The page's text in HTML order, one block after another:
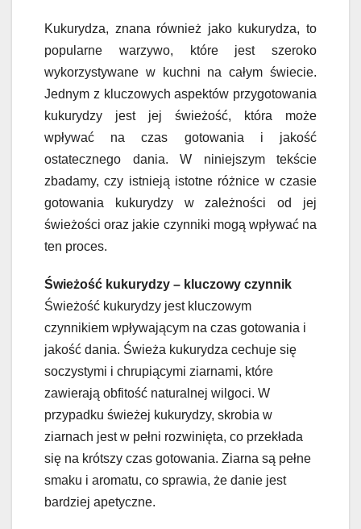
Kukurydza, znana również jako kukurydza, to
popularne warzywo, które jest szeroko
wykorzystywane w kuchni na całym świecie.
Jednym z kluczowych aspektów przygotowania
kukurydzy jest jej świeżość, która może
wpływać na czas gotowania i jakość
ostatecznego dania. W niniejszym tekście
zbadamy, czy istnieją istotne różnice w czasie
gotowania kukurydzy w zależności od jej
świeżości oraz jakie czynniki mogą wpływać na
ten proces.
Świeżość kukurydzy – kluczowy czynnik
Świeżość kukurydzy jest kluczowym
czynnikiem wpływającym na czas gotowania i
jakość dania. Świeża kukurydza cechuje się
soczystymi i chrupiącymi ziarnami, które
zawierają obfitość naturalnej wilgoci. W
przypadku świeżej kukurydzy, skrobia w
ziarnach jest w pełni rozwinięta, co przekłada
się na krótszy czas gotowania. Ziarna są pełne
smaku i aromatu, co sprawia, że danie jest
bardziej apetyczne.